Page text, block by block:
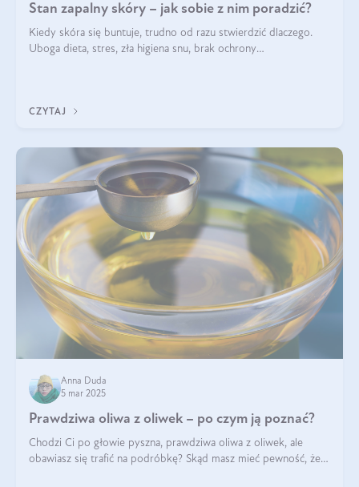
Stan zapalny skóry – jak sobie z nim poradzić?
Kiedy skóra się buntuje, trudno od razu stwierdzić dlaczego.
Uboga dieta, stres, zła higiena snu, brak ochrony
CZYTAJ
Anna Duda
5 mar 2025
Prawdziwa oliwa z oliwek – po czym ją poznać?
Chodzi Ci po głowie pyszna, prawdziwa oliwa z oliwek, ale
obawiasz się trafić na podróbkę? Skąd masz mieć pewność, że